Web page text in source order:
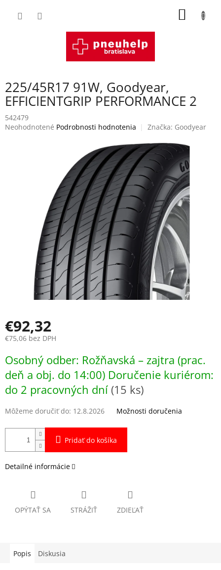
225/45R17 91W, Goodyear,
EFFICIENTGRIP PERFORMANCE 2
542479
Priemerné
Neohodnotené Podrobnosti hodnotenia Značka: Goodyear
€92,32
€75,06 bez DPH
cena:
Osobný odber: Rožňavská – zajtra (prac.
deň a obj. do 14:00) Doručenie kuriérom:
do 2 pracovných dní (15 ks)
Môžeme doručiť do: 12.8.2026 Možnosti doručenia
Pridať do košíka
Detailné informácie
OPÝTAŤ SA STRÁŽIŤ ZDIEĽAŤ
Popis Diskusia